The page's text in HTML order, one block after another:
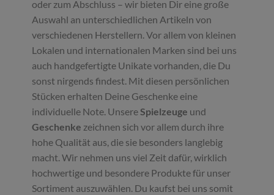
oder zum Abschluss – wir bieten Dir eine große
Auswahl an unterschiedlichen Artikeln von
verschiedenen Herstellern. Vor allem von kleinen
Lokalen und internationalen Marken sind bei uns
auch handgefertigte Unikate vorhanden, die Du
sonst nirgends findest. Mit diesen persönlichen
Stücken erhalten Deine Geschenke eine
individuelle Note. UnsereSpielzeuge und
Geschenke zeichnen sich vor allem durch ihre
hohe Qualität aus, die sie besonders langlebig
macht. Wir nehmen uns viel Zeit dafür, wirklich
hochwertige und besondere Produkte für unser
Sortiment auszuwählen. Du kaufst bei uns somit